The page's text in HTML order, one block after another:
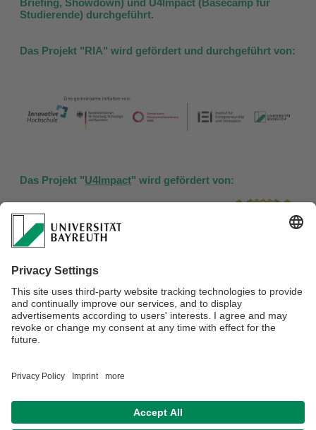
Studierende) durchgeführt.
Das Projekt "RIA" wird gefördert und durchgeführt von:
Das Projekt "U4Impact" wird gefördert von:
U4Impact ist ein Verbundprojekt des Instituts für
Entrepreneurship & Innovation
und Teil von der Gründungsförderung ​OHM Potential
(Technische Hochschule Nürnberg).